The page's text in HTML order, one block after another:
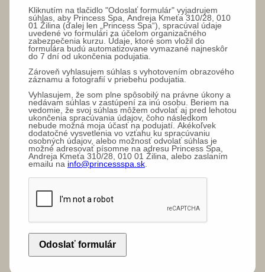
Kliknutím na tlačidlo "Odoslať formulár" vyjadrujem
súhlas, aby Princess Spa, Andreja Kmeťa 310/28, 010
01 Žilina (ďalej len „Princess Spa“), spracúval údaje
uvedené vo formulári za účelom organizačného
zabezpečenia kurzu. Údaje, ktoré som vložil do
formulára budú automatizovane vymazané najneskôr
do 7 dní od ukončenia podujatia.
Zároveň vyhlasujem súhlas s vyhotovením obrazového
záznamu a fotografií v priebehu podujatia.
Vyhlasujem, že som plne spôsobilý na právne úkony a
nedávam súhlas v zastúpení za inú osobu. Beriem na
vedomie, že svoj súhlas môžem odvolať aj pred lehotou
ukončenia spracúvania údajov, čoho následkom
nebude možná moja účasť na podujatí. Akékoľvek
dodatočné vysvetlenia vo vzťahu ku spracúvaniu
osobných údajov, alebo možnosť odvolať súhlas je
možné adresovať písomne na adresu Princess Spa,
Andreja Kmeťa 310/28, 010 01 Žilina, alebo zaslaním
emailu na info@princessspa.sk.
Odoslať formulár